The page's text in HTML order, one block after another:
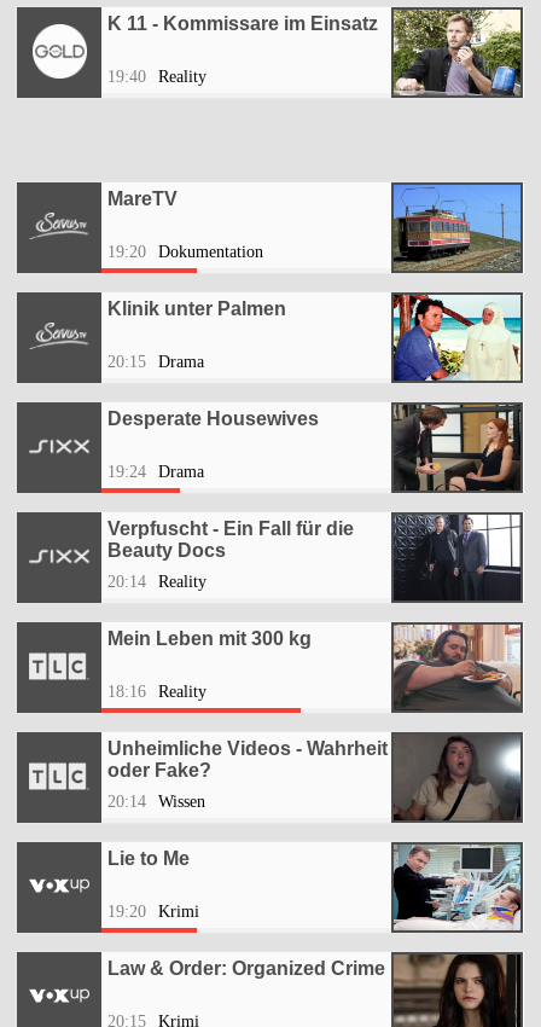
K 11 - Kommissare im Einsatz
19:40 Reality
MareTV
19:20 Dokumentation
Klinik unter Palmen
20:15 Drama
Desperate Housewives
19:24 Drama
Verpfuscht - Ein Fall für die
Beauty Docs
20:14 Reality
Mein Leben mit 300 kg
18:16 Reality
Unheimliche Videos - Wahrheit
oder Fake?
20:14 Wissen
Lie to Me
19:20 Krimi
Law & Order: Organized Crime
20:15 Krimi